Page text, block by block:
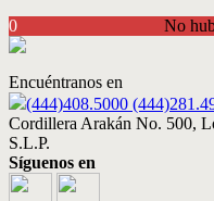
No
0
Encuéntranos en
(444)408.5000
Cordillera Arakán No. 500,
S.L.P.
Síguenos en